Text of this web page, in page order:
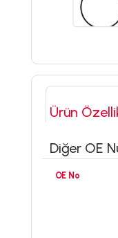
Ürün
Diğer OE
OE No